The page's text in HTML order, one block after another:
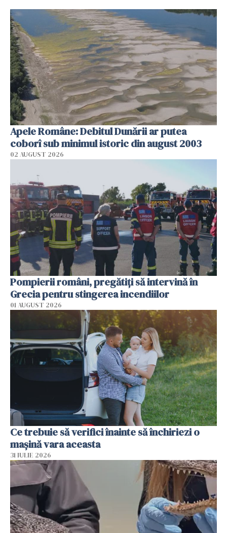
Apele Române: Debitul Dunării ar putea
coborî sub minimul istoric din august 2003
02 AUGUST 2026
Pompierii români, pregătiţi să intervină în
Grecia pentru stingerea incendiilor
01 AUGUST 2026
Ce trebuie să verifici înainte să închiriezi o
mașină vara aceasta
31 IULIE 2026